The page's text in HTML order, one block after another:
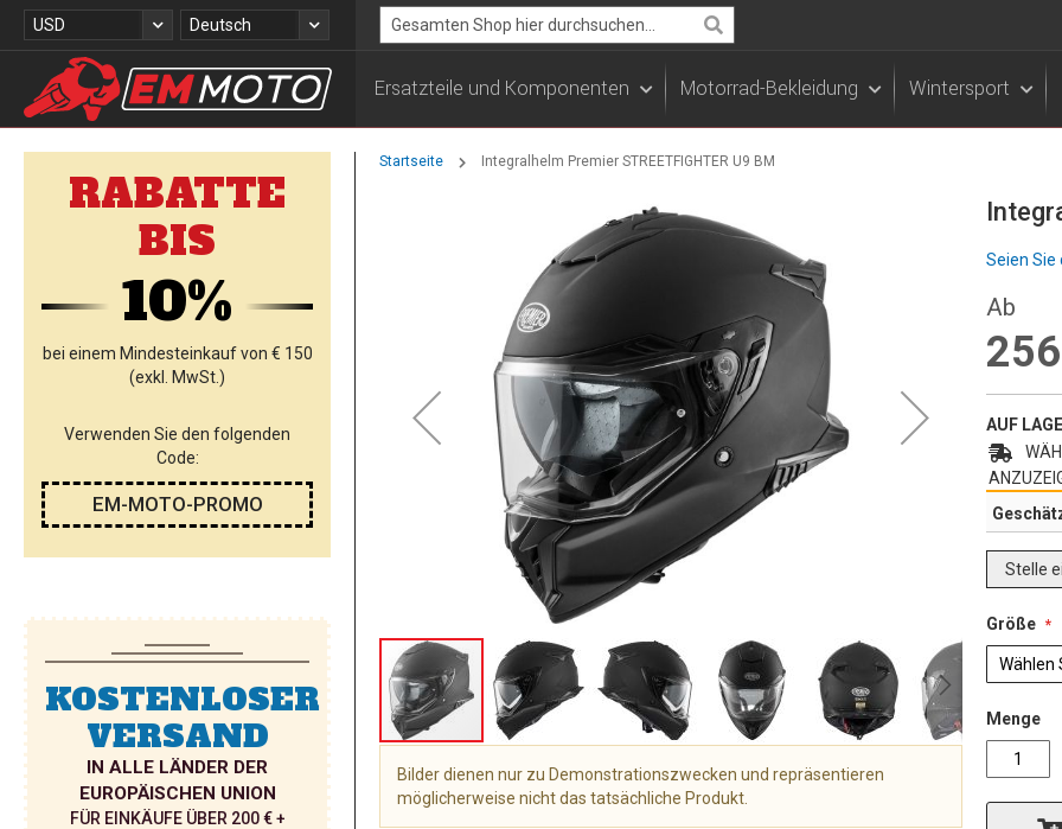
Zum
Inhalt
Währung
USD Sprache
Deutsch
Search
Ersatzteile und Komponenten Motorrad-Bekleidung Wintersport
Startseite Integralhelm Premier STREETFIGHTER U9 BM
Seien Sie
Ab
AUF
Stelle
Größe
Menge
Bilder dienen nur zu Demonstrationszwecken und repräsentieren
möglicherweise nicht das tatsächliche Produkt.
RABATTE
BIS
10%
bei einem Mindesteinkauf von € 150
(exkl. MwSt.)
Verwenden Sie den folgenden
Code:
EM-MOTO-PROMO
KOSTENLOSER
VERSAND
IN ALLE LÄNDER DER
EUROPÄISCHEN UNION
FÜR EINKÄUFE ÜBER 200 € +